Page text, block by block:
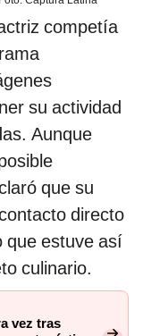
competía
su actividad
Aunque
que su
directo
que estuve así
culinario.
vez tras